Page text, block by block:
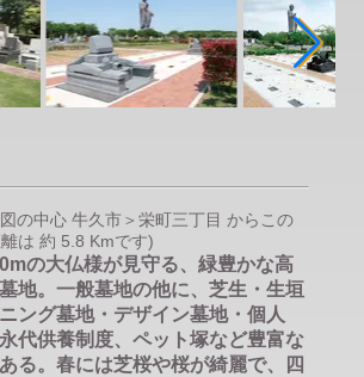
の中心 牛久市＞栄町三丁目 からこの
は 約 5.8 Kmです)
の大仏様が見守る、緑豊かな高
地。一般墓地の他に、芝生・生垣
ング墓地・デザイン墓地・個人
代供養制度、ペット塚など豊富な
る。春には芝桜や桜が綺麗で、四